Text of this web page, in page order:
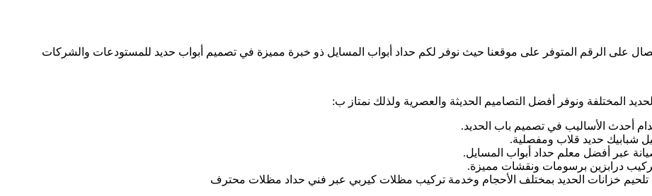
على الرقم المتوفر على موقعنا حيث نوفر لكم حداد أبواب المسايل ذو خبرة مميزة في تصميم أبواب حديد للمستودعات والشركات
المختلفة ونوفر أفضل التصاميم الحديثة والعصرية ولذلك نمتاز ب:
أحدث الأساليب في تصميم باب الحديد.
شبابيك حديد قلاب ومفصلية.
عبر أفضل معلم حداد أبواب المسايل.
درابزين برسومات ونقشات مميزة.
تلحيم خزانات الحديد بمختلف الأحجام وخدمة تركيب مظلات كيربي عبر فني حداد مظلات محترف